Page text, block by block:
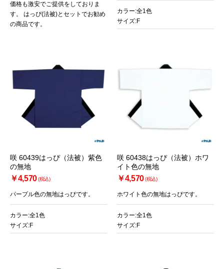
価格も激安でご提供をしておりま
す。 はっぴ(法被)とセットでお勧め
の商品です。
カラー:全1色
サイズ:F
咲 60439はっぴ（法被）紫色
の無地
￥4,570(税込)
パープル色の無地はっぴです。
カラー:全1色
サイズ:F
咲 60438はっぴ（法被）ホワ
イト色の無地
￥4,570(税込)
ホワイト色の無地はっぴです。
カラー:全1色
サイズ:F